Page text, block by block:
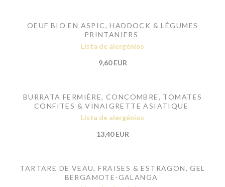
OEUF BIO EN ASPIC, HADDOCK & LÉGUMES
PRINTANIERS
Lista de alergénios
9,60 EUR
BURRATA FERMIÈRE, CONCOMBRE, TOMATES
CONFITES & VINAIGRETTE ASIATIQUE
Lista de alergénios
13,40 EUR
TARTARE DE VEAU, FRAISES & ESTRAGON, GEL
BERGAMOTE-GALANGA